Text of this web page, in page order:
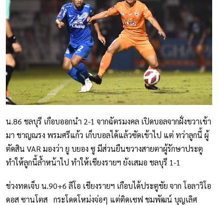
น.86 ชลบุรี เกือบออกนำ 2-1 จากฉัตรมงคล เปิดบอลจากฝั่งขวาเข้า
มา ชาญณรง พรมศรีแก้ว เก็บบอลได้แล้วซัดเข้าไป แต่ ทว่าลูกนี้ ผู้
ตัดสิน VAR มองว่า ยู บยอง ซู มีส่วนยืนขวางสายตาผู้รักษาประตู
ทำให้ลูกนี้ล้ำหน้าไป ทำให้เชียงรายฯ ยังเสมอ ชลบุรี 1-1
ช่วงทดเจ็บ น.90+6 ลีโอ เชียงรายฯ เกือบได้ประตูชัย จาก โอลาวิโอ
ดอส ซานโตส กระโดดโหม่งจ่อๆ แต่ติดเซฟ ชมพัฒน์ บุญเลิศ